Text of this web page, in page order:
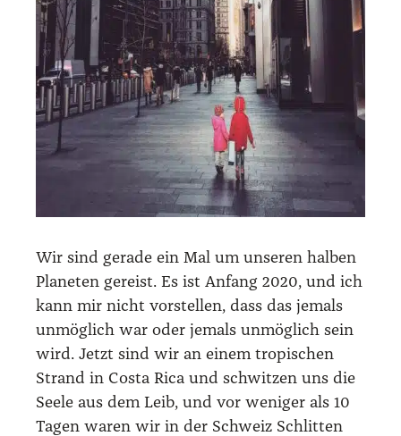
Wir sind gera­de ein Mal um unse­ren hal­ben
Pla­ne­ten gereist. Es ist Anfang 2020, und ich
kann mir nicht vor­stel­len, dass das jemals
unmög­lich war oder jemals unmög­lich sein
wird. Jetzt sind wir an einem tro­pi­schen
Strand in Cos­ta Rica und schwit­zen uns die
See­le aus dem Leib, und vor weni­ger als 10
Tagen waren wir in der Schweiz Schlit­ten